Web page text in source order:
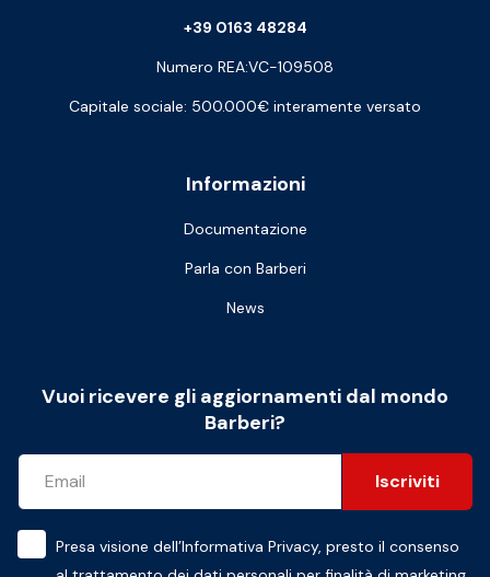
Informazioni
Documentazione
Parla con Barberi
News
+39 0163 48284
Numero REA:VC-109508
Capitale sociale: 500.000€ interamente versato
Vuoi ricevere gli aggiornamenti dal mondo
Barberi?
Iscriviti
Presa visione dell’Informativa Privacy, presto il consenso